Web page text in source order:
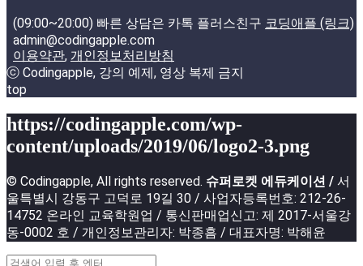
(09:00~20:00) 빠른 상담은 카톡 플러스친구 코딩애플 (링크)
admin@codingapple.com
이용약관, 개인정보처리방침
ⓒ Codingapple, 강의 예제, 영상 복제 금지
top
https://codingapple.com/wp-
content/uploads/2019/06/logo2-3.png
© Codingapple, All rights reserved. 슈퍼로켓 에듀케이션 / 서
울특별시 강동구 고덕로 19길 30 / 사업자등록번호: 212-26-
14752 온라인 교육학원업 / 통신판매업신고: 제 2017-서울강
동-0002 호 / 개인정보관리자: 박종흠 / 대표자명: 박해윤